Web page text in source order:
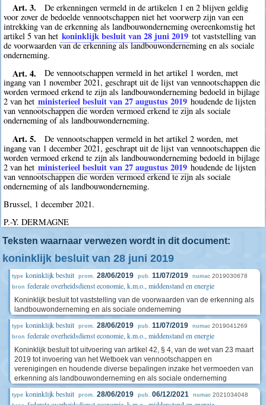
Art. 3.
De erkenningen vermeld in de artikelen 1 en 2 blijven geldig
voor zover de bedoelde vennootschappen niet het voorwerp zijn van een
intrekking van de erkenning als landbouwonderneming overeenkomstig het
artikel 5 van het koninklijk besluit van 28 juni 2019 tot vaststelling van
de voorwaarden van de erkenning als landbouwonderneming en als sociale
onderneming.
Art. 4.
De vennootschappen vermeld in het artikel 1 worden, met
ingang van 1 november 2021, geschrapt uit de lijst van vennootschappen die
worden vermoed erkend te zijn als landbouwonderneming bedoeld in bijlage
2 van het ministerieel besluit van 27 augustus 2019 houdende de lijsten
van vennootschappen die worden vermoed erkend te zijn als sociale
onderneming of als landbouwonderneming.
Art. 5.
De vennootschappen vermeld in het artikel 2 worden, met
ingang van 1 december 2021, geschrapt uit de lijst van vennootschappen die
worden vermoed erkend te zijn als landbouwonderneming bedoeld in bijlage
2 van het ministerieel besluit van 27 augustus 2019 houdende de lijsten
van vennootschappen die worden vermoed erkend te zijn als sociale
onderneming of als landbouwonderneming.
Brussel, 1 december 2021.
P.-Y. DERMAGNE
Teksten waarnaar verwezen wordt in dit document:
koninklijk besluit van 28 juni 2019
type koninklijk besluit prom. 28/06/2019 pub. 11/07/2019 numac 2019030678
bron federale overheidsdienst economie, k.m.o., middenstand en energie
Koninklijk besluit tot vaststelling van de voorwaarden van de erkenning als
landbouwonderneming en als sociale onderneming
type koninklijk besluit prom. 28/06/2019 pub. 11/07/2019 numac 2019041269
bron federale overheidsdienst economie, k.m.o., middenstand en energie
Koninklijk besluit tot uitvoering van artikel 42, § 4, van de wet van 23 maart
2019 tot invoering van het Wetboek van vennootschappen en
verenigingen en houdende diverse bepalingen inzake het vermoeden van
erkenning als landbouwonderneming en als sociale onderneming
type koninklijk besluit prom. 28/06/2019 pub. 06/12/2021 numac 2021034048